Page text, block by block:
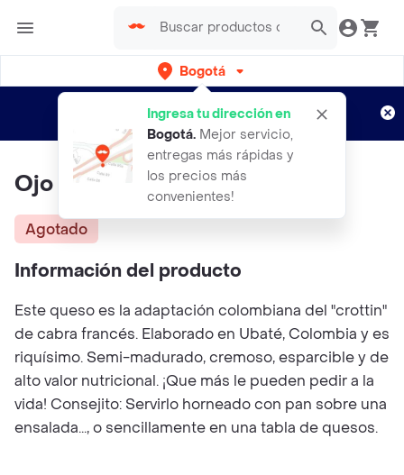
Bogotá
Ingresa tu dirección en
Bogotá. Mejor servicio,
entregas más rápidas y
los precios más
convenientes!
envíos gratis por semanas
Aplican TyC
Ojo de Cabra
Agotado
Información del producto
Este queso es la adaptación colombiana del "crottin"
de cabra francés. Elaborado en Ubaté, Colombia y es
riquísimo. Semi-madurado, cremoso, esparcible y de
alto valor nutricional. ¡Que más le pueden pedir a la
vida! Consejito: Servirlo horneado con pan sobre una
ensalada..., o sencillamente en una tabla de quesos.